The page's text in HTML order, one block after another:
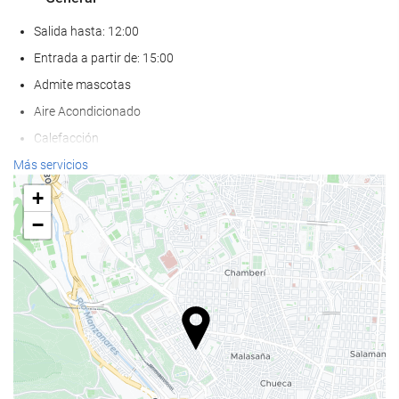
Salida hasta: 12:00
Entrada a partir de: 15:00
Admite mascotas
Aire Acondicionado
Calefacción
Ascensor
Adaptado para personas con movilidad reducida
Habitaciones No fumadores
Hotel no fumadores
Habitaciones insonorizadas
Comida y bebida
Restaurante
Restaurante a la carta
Más servicios
+
−